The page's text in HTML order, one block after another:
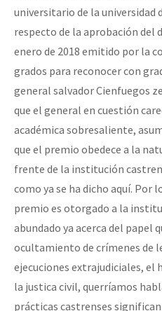
universitario de la universidad
respecto de la aprobación del
enero de 2018 emitido por la
grados para reconocer con
general salvador Cienfuegos
que el general en cuestión
académica sobresaliente,
que el premio obedece a la
frente de la institución
como ya se ha dicho aquí. Por
premio es otorgado a la
abundado ya acerca del papel
ocultamiento de crímenes de
ejecuciones extrajudiciales, el
la justica civil, querríamos
prácticas castrenses